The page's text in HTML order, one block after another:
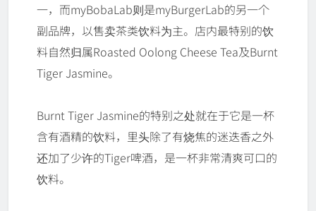
一，而myBobaLab则是myBurgerLab的另一个
副品牌，以售卖茶类饮料为主。店内最特别的饮
料自然归属Roasted Oolong Cheese Tea及Burnt
Tiger Jasmine。
Burnt Tiger Jasmine的特别之处就在于它是一杯
含有酒精的饮料，里头除了有烧焦的迷迭香之外
还加了少许的Tiger啤酒，是一杯非常清爽可口的
饮料。